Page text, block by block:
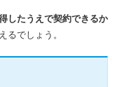
したうえで契約できるか
るでしょう。